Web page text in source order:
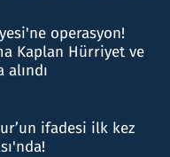
operasyon!
Kaplan Hürriyet ve
alındı
ifadesi ilk kez